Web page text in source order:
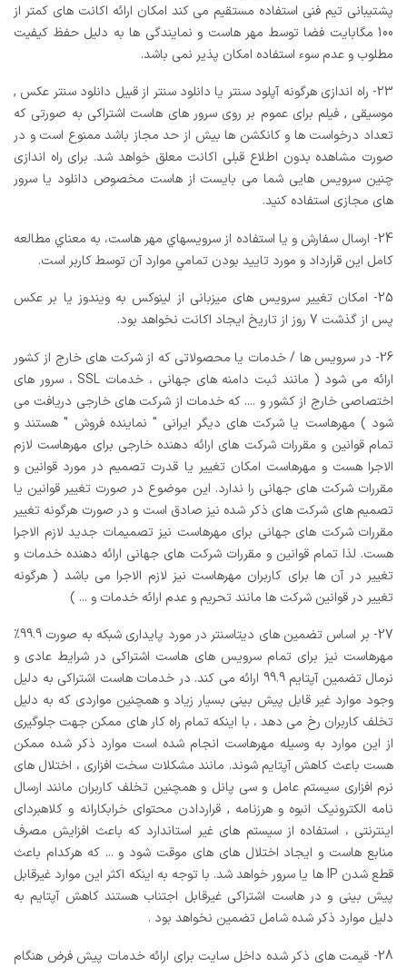
پشتیبانی تیم فنی استفاده مستقیم می کند امکان ارائه اکانت های کمتر از
100 مگابایت فضا توسط مهر هاست و نمایندگی ها به دلیل حفظ کیفیت
مطلوب و عدم سوء استفاده امکان پذیر نمی باشد.
23- راه اندازی هرگونه آپلود سنتر یا دانلود سنتر از قبیل دانلود سنتر عکس ,
موسیقی , فیلم برای عموم بر روی سرور های هاست اشتراکی به صورتی که
تعداد درخواست ها و کانکشن ها بیش از حد مجاز باشد ممنوع است و در
صورت مشاهده بدون اطلاع قبلی اکانت معلق خواهد شد. برای راه اندازی
چنین سرویس هایی شما می بایست از هاست مخصوص دانلود یا سرور
های مجازی استفاده کنید.
24- ارسال سفارش و يا استفاده از سرويسهاي مهر هاست، به معناي مطالعه
کامل اين قرارداد و مورد تاييد بودن تمامي موارد آن توسط کاربر است.
25- امکان تغییر سرویس های میزبانی از لینوکس به ویندوز یا بر عکس
پس از گذشت 7 روز از تاریخ ایجاد اکانت نخواهد بود.
26- در سرویس ها / خدمات یا محصولاتی که از شرکت های خارج از کشور
ارائه می شود ( مانند ثبت دامنه های جهانی ، خدمات SSL ، سرور های
اختصاصی خارج از کشور و .... که خدمات از شرکت های خارجی دریافت می
شود ) مهرهاست یا شرکت های دیگر ایرانی " نماینده فروش " هستند و
تمام قوانین و مقررات شرکت های ارائه دهنده خارجی برای مهرهاست لازم
الاجرا هست و مهرهاست امکان تغییر یا قدرت تصمیم در مورد قوانین و
مقررات شرکت های جهانی را ندارد. این موضوع در صورت تغییر قوانین یا
تصمیم های شرکت های ذکر شده نیز صادق است و در صورت هرگونه تغییر
مقررات شرکت های جهانی برای مهرهاست نیز تصمیمات جدید لازم الاجرا
هست. لذا تمام قوانین و مقررات شرکت های جهانی ارائه دهنده خدمات و
تغییر در آن ها برای کاربران مهرهاست نیز لازم الاجرا می باشد ( هرگونه
تغییر در قوانین شرکت ها مانند تحریم و عدم ارائه خدمات و ... )
27- بر اساس تضمین های دیتاسنتر در مورد پایداری شبکه به صورت 99.9%
مهرهاست نیز برای تمام سرویس های هاست اشتراکی در شرایط عادی و
نرمال تضمین آپتایم 99.9 ارائه می کند. در خدمات هاست اشتراکی به دلیل
وجود موارد غیر قابل پیش بینی بسیار زیاد و همچنین مواردی که به دلیل
تخلف کاربران رخ می دهد ، با اینکه تمام راه کار های ممکن جهت جلوگیری
از این موارد به وسیله مهرهاست انجام شده است موارد ذکر شده ممکن
هست باعث کاهش آپتایم شوند. مانند مشکلات سخت افزاری ، اختلال های
نرم افزاری سیستم عامل و سی پانل و همچنین تخلف کاربران مانند ارسال
نامه الکترونیک انبوه و هرزنامه , قراردادن محتوای خرابکارانه و کلاهبردای
اینترنتی ، استفاده از سیستم های غیر استاندارد که باعث افزایش مصرف
منابع هاست و ایجاد اختلال های های موقت شود و ... که هرکدام باعث
قطع شدن IP ها یا سرور خواهد شد. با توجه به اینکه اکثر این موارد غیرقابل
پیش بینی و در هاست اشتراکی غیرقابل اجتناب هستند کاهش آپتایم به
دلیل موارد ذکر شده شامل تضمین نخواهد بود .
28- قیمت های ذکر شده داخل سایت برای ارائه خدمات پیش فرض هنگام